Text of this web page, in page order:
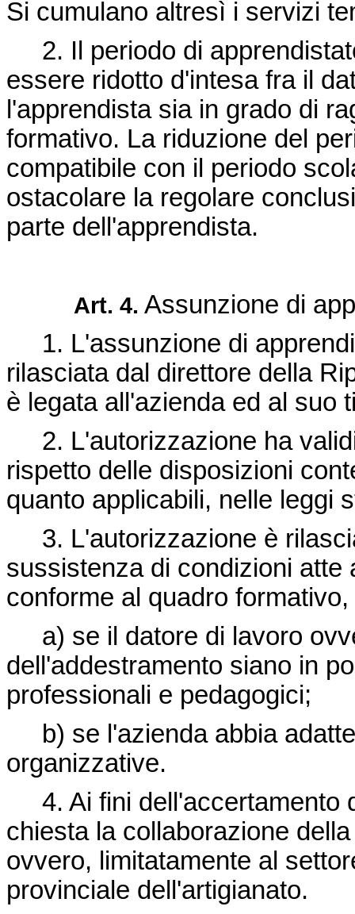
Si cumulano altresì i servizi
2. Il periodo di
essere ridotto d'intesa fra il
l'apprendista sia in grado di
formativo. La riduzione del
compatibile con il periodo
ostacolare la regolare
parte dell'apprendista.
Art. 4. Assunzione di
1. L'assunzione di
rilasciata dal direttore della
è legata all'azienda ed al suo
2. L'autorizzazione ha
rispetto delle disposizioni
quanto applicabili, nelle leggi
3. L'autorizzazione è
sussistenza di condizioni atte
conforme al quadro
a) se il datore di lavoro
dell'addestramento siano in
professionali e pedagogici;
b) se l'azienda abbia
organizzative.
4. Ai fini dell'accertamento
chiesta la collaborazione
ovvero, limitatamente al
provinciale dell'artigianato.